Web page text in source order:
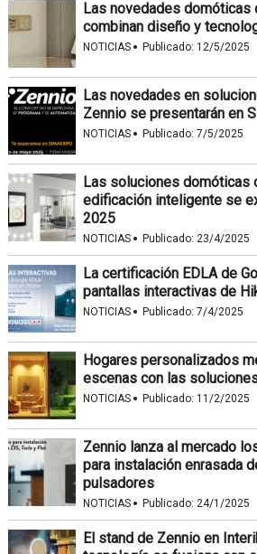
Las novedades domóticas
combinan diseño y
NOTICIAS · Publicado: 12/5/2025
Las novedades en
Zennio se presentarán en
NOTICIAS · Publicado: 7/5/2025
Las soluciones domóticas
edificación inteligente se
2025
NOTICIAS · Publicado: 23/4/2025
La certificación EDLA de
pantallas interactivas de
NOTICIAS · Publicado: 7/4/2025
Hogares personalizados
escenas con las
NOTICIAS · Publicado: 11/2/2025
Zennio lanza al mercado
para instalación enrasada
pulsadores
NOTICIAS · Publicado: 24/1/2025
El stand de Zennio en